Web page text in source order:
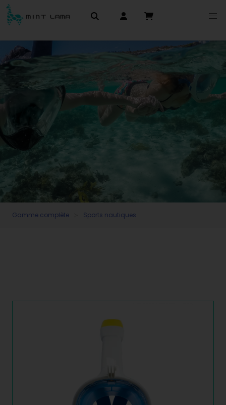
Gamme complète Sports nautiques